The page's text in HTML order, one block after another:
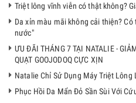
Triệt lông vĩnh viễn có thật không?
Da xỉn màu mãi không cải thiện?
nước"
ƯU ĐÃI THÁNG 7 TẠI NATALIE -
QUẠT GOOJODOQ CỰC XỊN
Natalie Chỉ Sử Dụng Máy Triệt Lông
Phục Hồi Da Mẩn Đỏ Sần Sùi Với